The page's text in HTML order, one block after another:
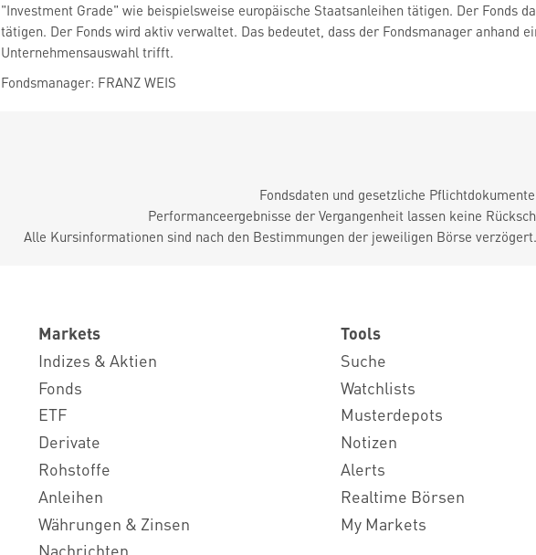
"Investment Grade" wie beispielsweise europäische Staatsanleihen tätigen. Der Fonds
tätigen. Der Fonds wird aktiv verwaltet. Das bedeutet, dass der Fondsmanager anhand
Unternehmensauswahl trifft.
Fondsmanager: FRANZ WEIS
Fondsdaten und gesetzliche
Performanceergebnisse der Vergangenheit lassen keine
Alle Kursinformationen sind nach den Bestimmungen der jeweiligen Börse
Markets
Indizes & Aktien
Fonds
ETF
Derivate
Rohstoffe
Anleihen
Währungen & Zinsen
Nachrichten
Tools
Suche
Watchlists
Musterdepots
Notizen
Alerts
Realtime Börsen
My Markets